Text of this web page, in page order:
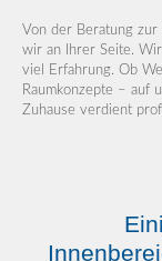
Von der Beratung zur
wir an Ihrer Seite.
viel Erfahrung. Ob
Raumkonzepte – auf
Zuhause verdient